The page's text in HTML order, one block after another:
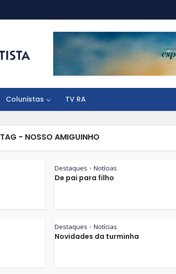
Colunistas TV RA
TAG - NOSSO AMIGUINHO
Destaques • Notícias
De pai para filho
Destaques • Notícias
Novidades da turminha